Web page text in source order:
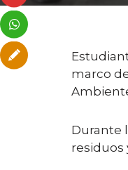
marco
Durante
residuos